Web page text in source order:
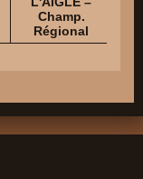
Champ.
Régional